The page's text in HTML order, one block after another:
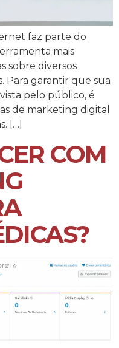
faz parte do
mais
sobre diversos
Para garantir que sua
pelo público, é
de marketing digital
[…]
COM